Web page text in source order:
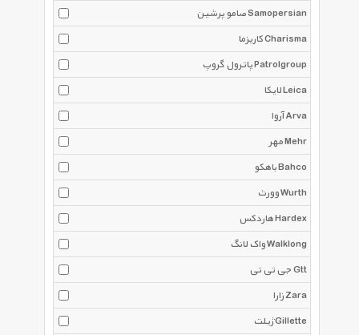
صامو پرشین Samopersian
کاریزما Charisma
پاترول گروپ Patrolgroup
لایکا Leica
آروا Arva
مهر Mehr
باهکو Bahco
وورث Wurth
هاردکس Hardex
واک لانگ Walklong
جی تی تی Gtt
زارا Zara
ژیلت Gillette